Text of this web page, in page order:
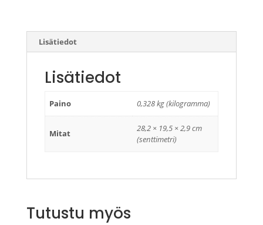
Lisätiedot
Lisätiedot
Paino 0,328 kg (kilogramma)
Mitat
28,2 × 19,5 × 2,9 cm
(senttimetri)
Tutustu myös